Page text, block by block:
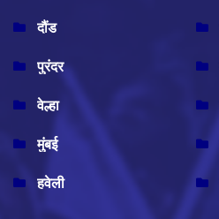
दौंड
पुरंदर
वेल्हा
मुंबई
हवेली